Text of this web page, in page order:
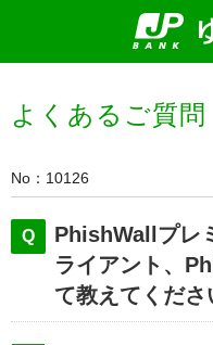
よくあるご質問
No 10126
PhishWallプレ
ライアント、
て教えてくださ